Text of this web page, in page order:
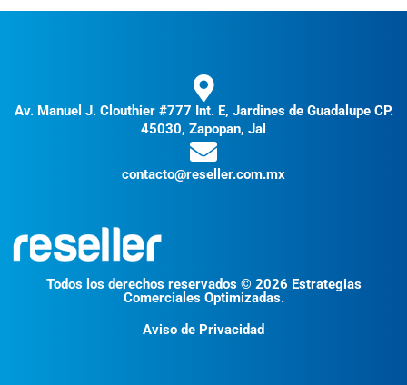
Av. Manuel J. Clouthier #777 Int. E, Jardines de Guadalupe CP.
45030, Zapopan, Jal
contacto@reseller.com.mx
Todos los derechos reservados © 2026 Estrategias
Comerciales Optimizadas.
Aviso de Privacidad